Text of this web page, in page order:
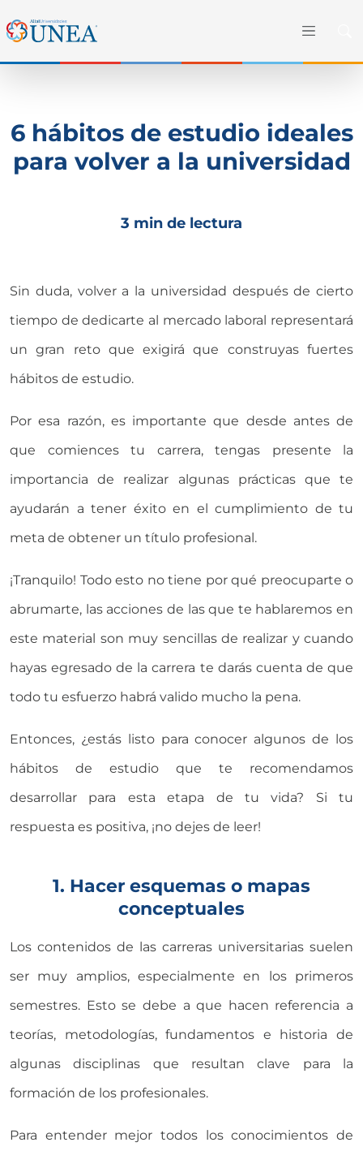
6 hábitos de estudio ideales
para volver a la universidad
3 min de lectura
Sin duda, volver a la universidad después de cierto
tiempo de dedicarte al mercado laboral representará
un gran reto que exigirá que construyas fuertes
hábitos de estudio.
Por esa razón, es importante que desde antes de
que comiences tu carrera, tengas presente la
importancia de realizar algunas prácticas que te
ayudarán a tener éxito en el cumplimiento de tu
meta de obtener un título profesional.
¡Tranquilo! Todo esto no tiene por qué preocuparte o
abrumarte, las acciones de las que te hablaremos en
este material son muy sencillas de realizar y cuando
hayas egresado de la carrera te darás cuenta de que
todo tu esfuerzo habrá valido mucho la pena.
Entonces, ¿estás listo para conocer algunos de los
hábitos de estudio que te recomendamos
desarrollar para esta etapa de tu vida? Si tu
respuesta es positiva, ¡no dejes de leer!
1. Hacer esquemas o mapas
conceptuales
Los contenidos de las carreras universitarias suelen
ser muy amplios, especialmente en los primeros
semestres. Esto se debe a que hacen referencia a
teorías, metodologías, fundamentos e historia de
algunas disciplinas que resultan clave para la
formación de los profesionales.
Para entender mejor todos los conocimientos de